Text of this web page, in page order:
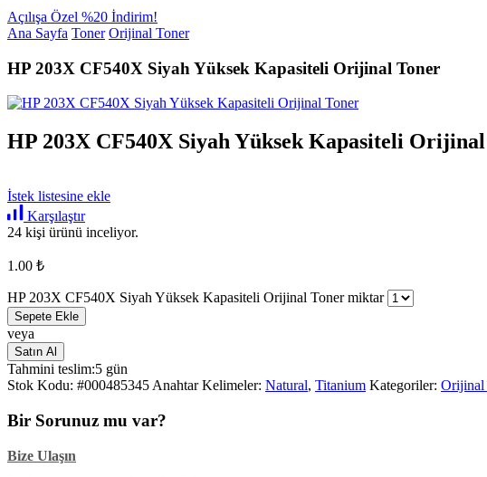
Açılışa Özel %20 İndirim!
Ana Sayfa Toner Orijinal Toner
HP 203X CF540X Siyah Yüksek Kapasiteli Orijinal Toner
HP 203X CF540X Siyah Yüksek Kapasiteli
İstek listesine ekle
Karşılaştır
24 kişi ürünü inceliyor.
1.00 ₺
HP 203X CF540X Siyah Yüksek Kapasiteli Orijinal Toner miktar
Sepete Ekle
veya
Satın Al
Tahmini teslim:5 gün
Stok Kodu: #000485345 Anahtar Kelimeler: Natural, Titanium Kategoriler: Orijinal
Bir Sorunuz mu var?
Bize Ulaşın